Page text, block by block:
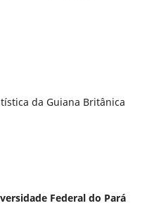
da Guiana Britânica
Federal do Pará